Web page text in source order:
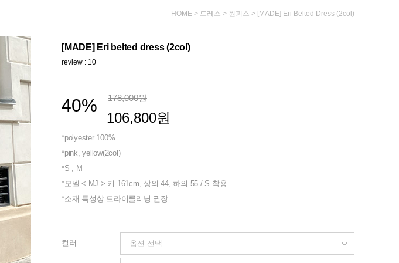
HOME > 드레스 > 원피스 > [MADE] Eri Belted Dress (2col)
[MADE] Eri belted dress (2col)
review : 10
40% 178,000원
106,800원
*polyester 100%
*pink, yellow(2col)
*S , M
*모델 < MJ > 키 161cm, 상의 44, 하의 55 / S 착용
*소재 특성상 드라이클리닝 권장
컬러